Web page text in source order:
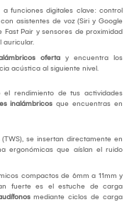
funciones digitales clave: control
asistentes de voz (Siri y Google
Fast Pair y sensores de proximidad
auricular.
oferta y encuentra los
acústica al siguiente nivel.
rendimiento de tus actividades
inalámbricos que encuentras en
(TWS), se insertan directamente en
ergonómicas que aíslan el ruido
compactos de 6mm a 11mm y
fuerte es el estuche de carga
mediante ciclos de carga